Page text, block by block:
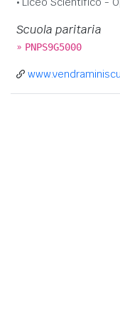
Scuola paritaria
» PNPS9G5000